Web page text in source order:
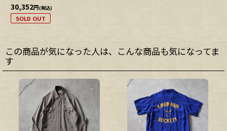
30,352円(税込)
SOLD OUT
この商品が気になった人は、こんな商品も気になってま
す